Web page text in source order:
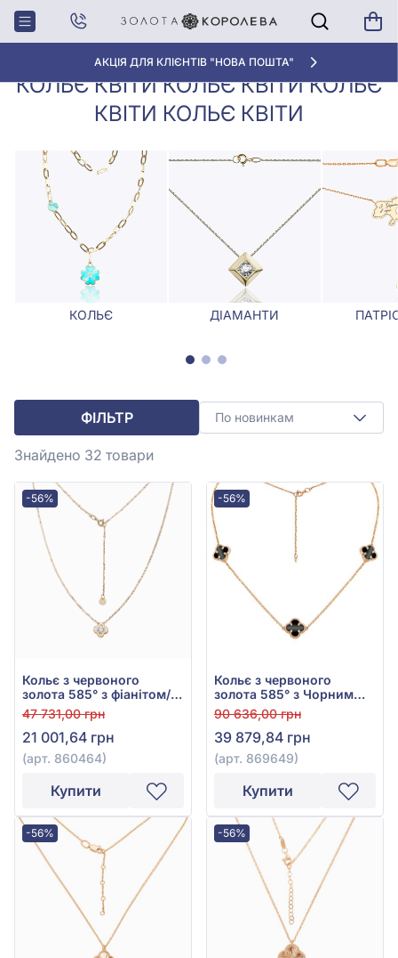
АКЦІЯ ДЛЯ КЛІЄНТІВ "НОВА ПОШТА"
Головна
Кольє, Ювелірні
шнурки
Кольє квіти Кольє квіти Кольє
квіти Кольє квіти
КОЛЬЄ КВІТИ КОЛЬЄ КВІТИ КОЛЬЄ
КВІТИ КОЛЬЄ КВІТИ
КОЛЬЄ ДІАМАНТИ
ФІЛЬТР По новинкам
Знайдено 32 товари
-56%
Кольє з червоного
золота 585° з фіанітом/
куб.цирконієм, арт.
860464
47 731,00 грн
21 001,64 грн
(арт. 860464)
Купити
-56%
Кольє з червоного
золота 585° з Чорним
Агатом, арт. 869649
90 636,00 грн
39 879,84 грн
(арт. 869649)
Купити
-56% -56%